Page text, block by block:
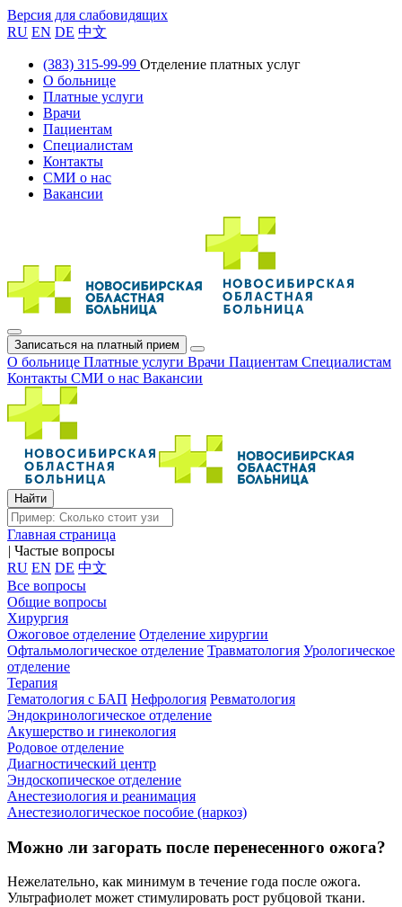
Версия для слабовидящих
RU EN DE 中文
(383) 315-99-99 Отделение платных услуг
О больнице
Платные услуги
Врачи
Пациентам
Специалистам
Контакты
СМИ о нас
Вакансии
Записаться на платный прием
О больнице Платные услуги Врачи Пациентам Специалистам
Контакты СМИ о нас Вакансии
Главная страница
| Частые вопросы
RU EN DE 中文
Все вопросы
Общие вопросы
Хирургия
Ожоговое отделение Отделение хирургии
Офтальмологическое отделение Травматология Урологическое
отделение
Терапия
Гематология с БАП Нефрология Ревматология
Эндокринологическое отделение
Акушерство и гинекология
Родовое отделение
Диагностический центр
Эндоскопическое отделение
Анестезиология и реанимация
Анестезиологическое пособие (наркоз)
Можно ли загорать после перенесенного ожога?
Нежелательно, как минимум в течение года после ожога.
Ультрафиолет может стимулировать рост рубцовой ткани.